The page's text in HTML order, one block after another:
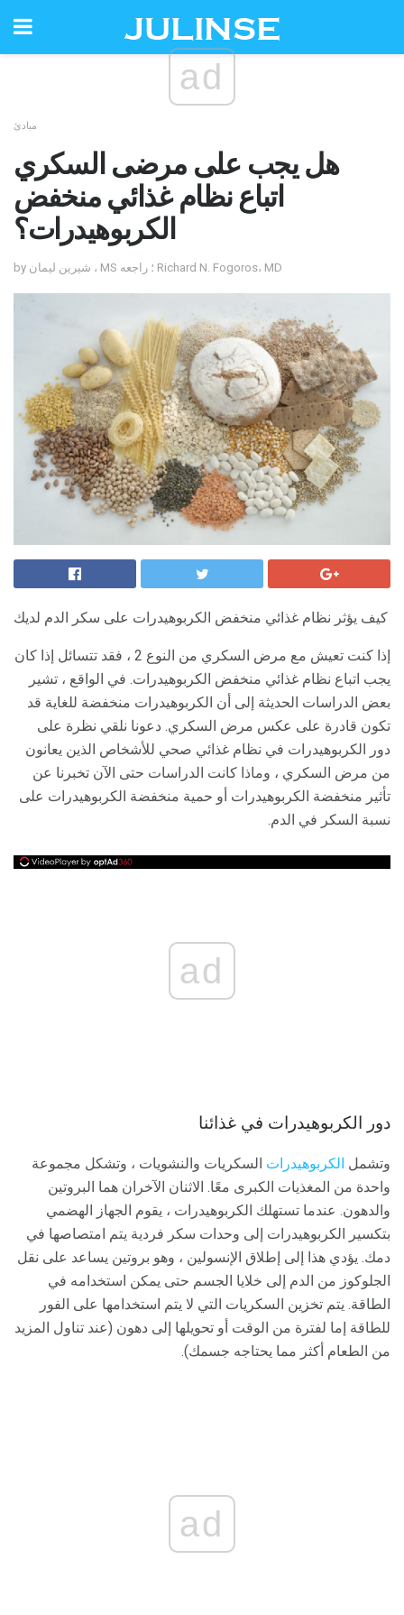
ad
مبادئ
هل يجب على مرضى السكري
اتباع نظام غذائي منخفض
الكربوهيدرات؟
by شيرين ليمان ، MS ؛ راجعه Richard N. Fogoros، MD
كيف يؤثر نظام غذائي منخفض الكربوهيدرات على سكر الدم لديك
إذا كنت تعيش مع مرض السكري من النوع 2 ، فقد تتسائل إذا كان
يجب اتباع نظام غذائي منخفض الكربوهيدرات. في الواقع ، تشير
بعض الدراسات الحديثة إلى أن الكربوهيدرات منخفضة للغاية قد
تكون قادرة على عكس مرض السكري. دعونا نلقي نظرة على
دور الكربوهيدرات في نظام غذائي صحي للأشخاص الذين يعانون
من مرض السكري ، وماذا كانت الدراسات حتى الآن تخبرنا عن
تأثير منخفضة الكربوهيدرات أو حمية منخفضة الكربوهيدرات على
نسبة السكر في الدم.
ad
دور الكربوهيدرات في غذائنا
وتشمل الكربوهيدرات السكريات والنشويات ، وتشكل مجموعة
واحدة من المغذيات الكبرى معًا. الاثنان الآخران هما البروتين
والدهون. عندما تستهلك الكربوهيدرات ، يقوم الجهاز الهضمي
بتكسير الكربوهيدرات إلى وحدات سكر فردية يتم امتصاصها في
دمك. يؤدي هذا إلى إطلاق الإنسولين ، وهو بروتين يساعد على نقل
الجلوكوز من الدم إلى خلايا الجسم حتى يمكن استخدامه في
الطاقة. يتم تخزين السكريات التي لا يتم استخدامها على الفور
للطاقة إما لفترة من الوقت أو تحويلها إلى دهون (عند تناول المزيد
من الطعام أكثر مما يحتاجه جسمك).
ad